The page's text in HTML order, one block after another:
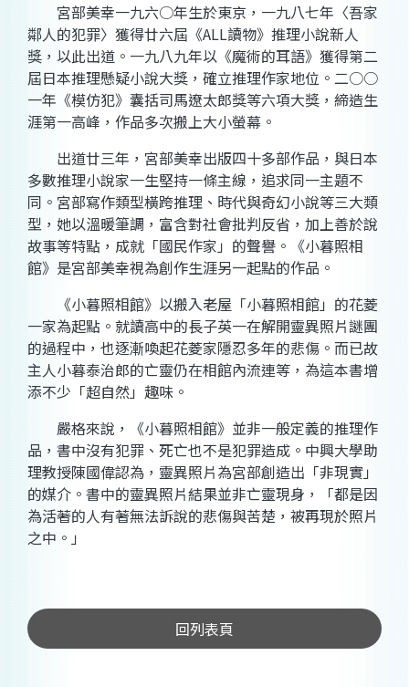
宮部美幸一九六○年生於東京，一九八七年〈吾家
鄰人的犯罪〉獲得廿六屆《ALL讀物》推理小說新人
獎，以此出道。一九八九年以《魔術的耳語》獲得第二
屆日本推理懸疑小說大獎，確立推理作家地位。二○○
一年《模仿犯》囊括司馬遼太郎獎等六項大獎，締造生
涯第一高峰，作品多次搬上大小螢幕。
出道廿三年，宮部美幸出版四十多部作品，與日本
多數推理小說家一生堅持一條主線，追求同一主題不
同。宮部寫作類型橫跨推理、時代與奇幻小說等三大類
型，她以溫暖筆調，富含對社會批判反省，加上善於說
故事等特點，成就「國民作家」的聲譽。《小暮照相
館》是宮部美幸視為創作生涯另一起點的作品。
《小暮照相館》以搬入老屋「小暮照相館」的花菱
一家為起點。就讀高中的長子英一在解開靈異照片謎團
的過程中，也逐漸喚起花菱家隱忍多年的悲傷。而已故
主人小暮泰治郎的亡靈仍在相館內流連等，為這本書增
添不少「超自然」趣味。
嚴格來說，《小暮照相館》並非一般定義的推理作
品，書中沒有犯罪、死亡也不是犯罪造成。中興大學助
理教授陳國偉認為，靈異照片為宮部創造出「非現實」
的媒介。書中的靈異照片結果並非亡靈現身，「都是因
為活著的人有著無法訴說的悲傷與苦楚，被再現於照片
之中。」
回列表頁